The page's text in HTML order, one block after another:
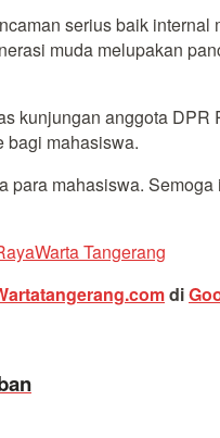
serius baik
muda melupakan
kunjungan anggota
bagi mahasiswa.
mahasiswa.
Warta Tangerang
di